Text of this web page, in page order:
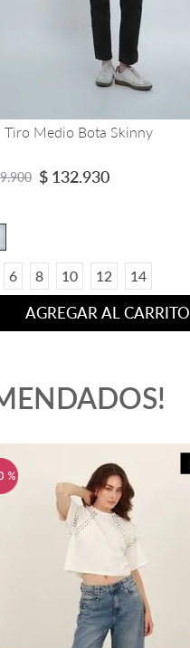
VISTA RAPIDA
Muse tiro bota flare
.900 $ 153.930
8 10 12
AGREGAR AL CARRITO
%